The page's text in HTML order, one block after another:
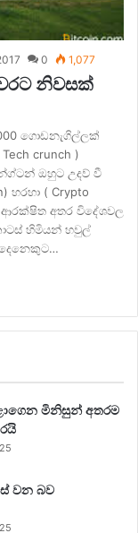
0 1,077
නිවසක්
ගොඩනැගිල්ලක්
crunch )
ඔහුට උදව් වී
හරහා ( Crypto
ආරක්ෂිත අතර විදේශවල
හිමියන් හවුල්
මිනිසුන් අතරම
වන බව